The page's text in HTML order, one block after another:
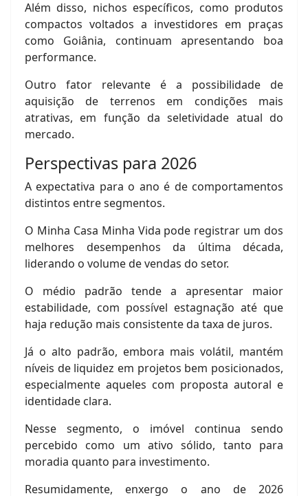
Além disso, nichos específicos, como produtos
compactos voltados a investidores em praças
como Goiânia, continuam apresentando boa
performance.
Outro fator relevante é a possibilidade de
aquisição de terrenos em condições mais
atrativas, em função da seletividade atual do
mercado.
Perspectivas para 2026
A expectativa para o ano é de comportamentos
distintos entre segmentos.
O Minha Casa Minha Vida pode registrar um dos
melhores desempenhos da última década,
liderando o volume de vendas do setor.
O médio padrão tende a apresentar maior
estabilidade, com possível estagnação até que
haja redução mais consistente da taxa de juros.
Já o alto padrão, embora mais volátil, mantém
níveis de liquidez em projetos bem posicionados,
especialmente aqueles com proposta autoral e
identidade clara.
Nesse segmento, o imóvel continua sendo
percebido como um ativo sólido, tanto para
moradia quanto para investimento.
Resumidamente, enxergo
o ano de 2026